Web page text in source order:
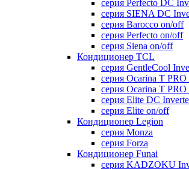
серия Perfecto DC
серия SIENA DC
серия Barocco on/off
серия Perfecto on/off
серия Siena on/off
Кондиционер TCL
серия GentleCool
серия Ocarina T
серия Ocarina T
серия Elite DC
серия Elite on/off
Кондиционер Legion
серия Monza
серия Forza
Кондиционер Funai
серия KADZOKU